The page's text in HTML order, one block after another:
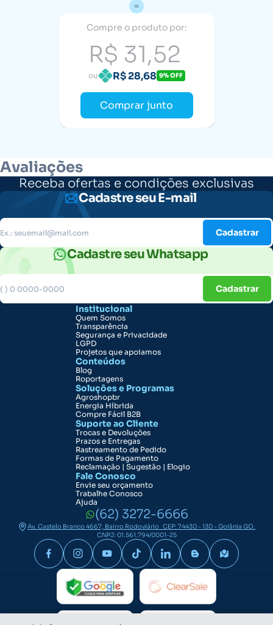
Compre o produto por:
R$ 31,52
ou R$ 28,68 9% OFF
Comprar junto
Avaliações
Receba ofertas e condições exclusivas
Cadastre seu E-mail
Cadastrar
Cadastre seu Whatsapp
Cadastrar
Institucional
Quem Somos
Transparência
Segurança e Privacidade
LGPD
Projetos que apoiamos
Conteúdos
Blog
Roportagens
Soluções e Programas
Agroshopbr
Energia Híbrida
Compre Fácil B2B
Suporte ao Cliente
Trocas e Devoluções
Prazos e Entregas
Rastreamento de Pedido
Formas de Pagamento
Reclamação | Sugestão | Elogio
Fale Conosco
Envie seu orçamento
Trabalhe Conosco
Ajuda
(62) 3272-6666
Av. Castelo Branco 4667, Bairro Rodoviário CEP: 74430 - 130 - Goiânia GO.
CNPJ: 01.561.794/0001-25